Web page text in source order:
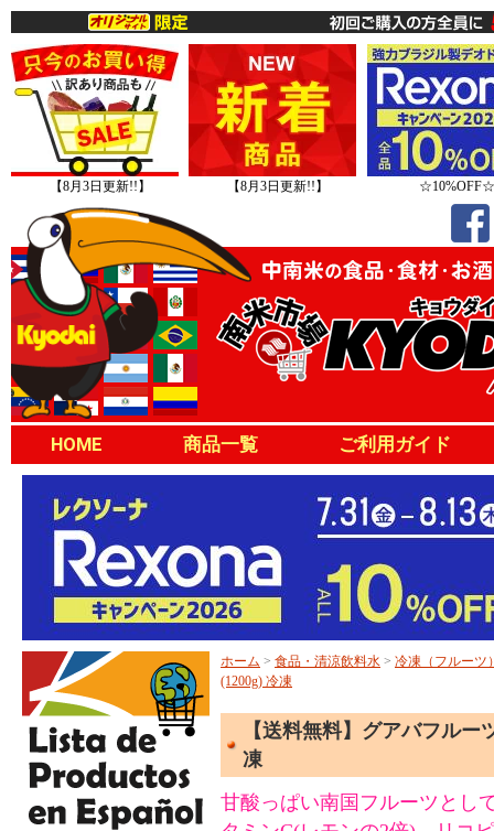
【8月3日更新!!】 【8月3日更新!!】 ☆10%OFF☆
HOME 商品一覧 ご利用ガイド
ホーム > 食品・清涼飲料水 > 冷凍（フルーツ
(1200g) 冷凍
【送料無料】グアバフルー
凍
甘酸っぱい南国フルーツとし